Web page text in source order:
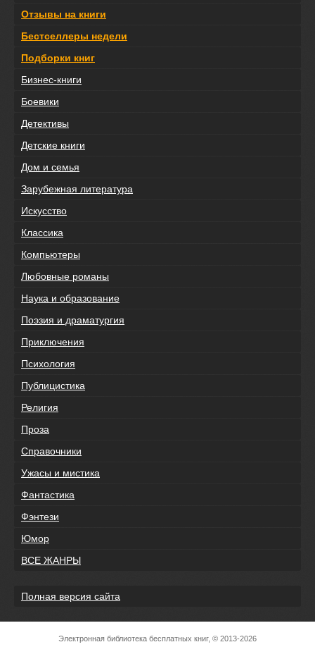
Отзывы на книги
Бестселлеры недели
Подборки книг
Бизнес-книги
Боевики
Детективы
Детские книги
Дом и семья
Зарубежная литература
Искусство
Классика
Компьютеры
Любовные романы
Наука и образование
Поэзия и драматургия
Приключения
Психология
Публицистика
Религия
Проза
Справочники
Ужасы и мистика
Фантастика
Фэнтези
Юмор
ВСЕ ЖАНРЫ
Полная версия сайта
Электронная библиотека бесплатных книг, © 2013-2026